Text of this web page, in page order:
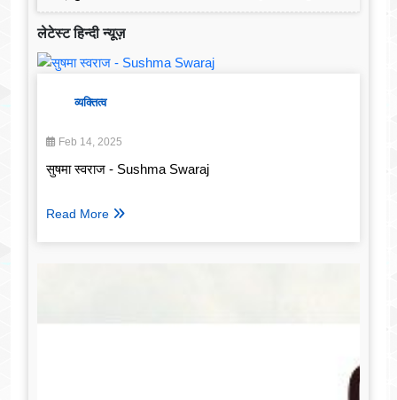
लेटेस्ट हिन्दी न्यूज़
व्यक्तित्व
Feb 14, 2025
सुषमा स्वराज - Sushma Swaraj
Read More